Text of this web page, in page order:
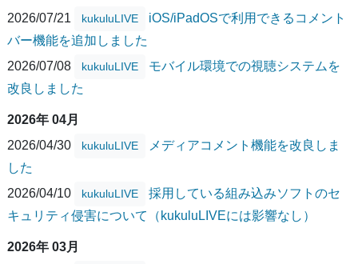
2026/07/21
kukuluLIVE
iOS/iPadOSで利用できるコメント
バー機能を追加しました
2026/07/08
kukuluLIVE
モバイル環境での視聴システムを
改良しました
2026年 04月
2026/04/30
kukuluLIVE
メディアコメント機能を改良しま
した
2026/04/10
kukuluLIVE
採用している組み込みソフトのセ
キュリティ侵害について（kukuluLIVEには影響なし）
2026年 03月